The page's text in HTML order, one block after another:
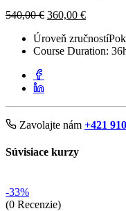
540,00€ 360,00 €
Úroveň zručností
Course Duration:
Zavolajte nám +421
Súvisiace kurzy
-33%
(0 Recenzie)